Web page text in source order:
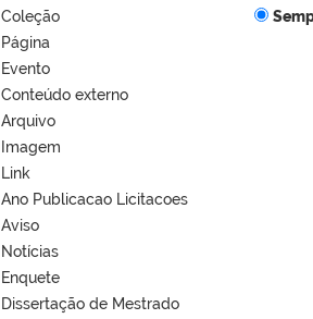
Coleção
Página
Evento
Conteúdo externo
Arquivo
Imagem
Link
Ano Publicacao Licitacoes
Aviso
Notícias
Enquete
Dissertação de Mestrado